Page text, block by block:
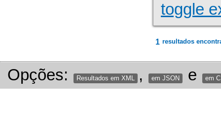
toggle
1 resultados
Opções: Resultados em XML , em JSON e em